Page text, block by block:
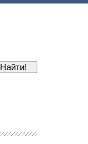
Найти!